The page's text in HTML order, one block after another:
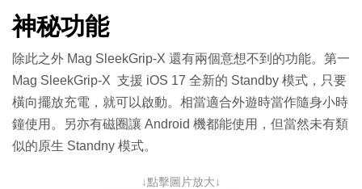
神秘功能
除此之外 Mag SleekGrip-X 還有兩個意想不到的功能。第一
Mag SleekGrip-X 支援 iOS 17 全新的 Standby 模式，只要
橫向擺放充電，就可以啟動。相當適合外遊時當作隨身小時
鐘使用。另亦有磁圈讓 Android 機都能使用，但當然未有類
似的原生 Standny 模式。
↓點擊圖片放大↓